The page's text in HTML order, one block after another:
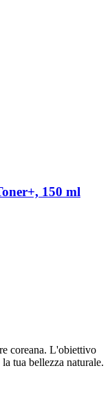
150 ml
coreana. L'obiettivo
tua bellezza naturale.